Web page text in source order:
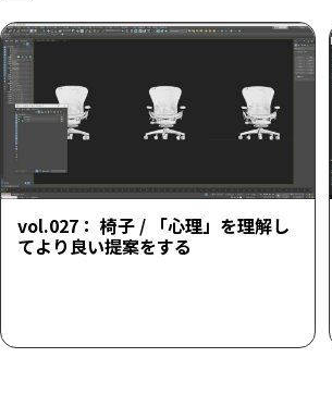
vol.027： 椅子 / 「心理」を理解し
てより良い提案をする